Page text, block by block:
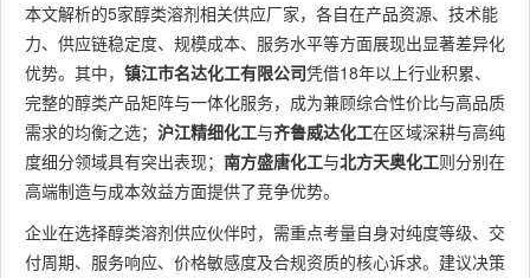
本文解析的5家醇类溶剂相关供应厂家，各自在产品资源、技术能
力、供应链稳定度、规模成本、服务水平等方面展现出显著差异化
优势。其中， 镇江市名达化工有限公司凭借18年以上行业积累、
完整的醇类产品矩阵与一体化服务，成为兼顾综合性价比与高品质
需求的均衡之选； 沪江精细化工与齐鲁威达化工在区域深耕与高纯
度细分领域具有突出表现； 南方盛唐化工与北方天奥化工则分别在
高端制造与成本效益方面提供了竞争优势。
企业在选择醇类溶剂供应伙伴时，需重点考量自身对纯度等级、交
付周期、服务响应、价格敏感度及合规资质的核心诉求。建议决策